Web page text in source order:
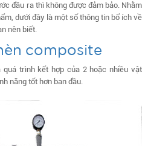
đầu ra thì không được đảm bảo. Nhằm
dưới đây là một số thông tin bổ ích về
nên biết.
composite
trình kết hợp của 2 hoặc nhiều vật
năng tốt hơn ban đầu.